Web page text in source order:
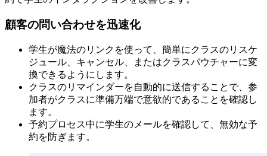
顧客の問い合わせを迅速化
学生が魔法のリンクを使って、簡単にクラスのリスケ
ジュール、キャンセル、またはクラスバウチャーに変
換できるようにします。
クラスのリマインダーを自動的に送信することで、参
加者がクラスに準備万端で意欲的であることを確認し
ます。
予約プロセス中に学生のメールを確認して、無効な予
約を防ぎます。